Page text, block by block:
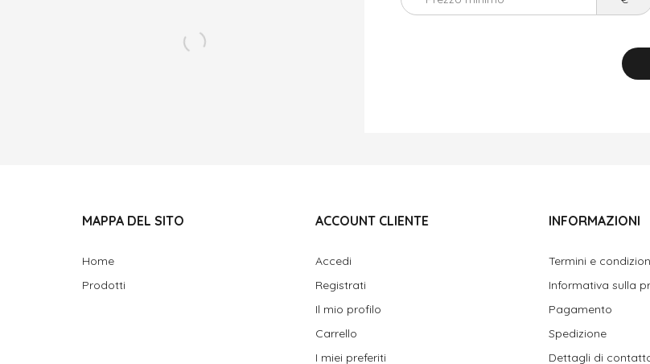
MAPPA DEL SITO
Home
Prodotti
ACCOUNT CLIENTE
Accedi
Registrati
Il mio profilo
Carrello
I miei preferiti
INFORMAZIONI
Termini e
Informativa sulla
Pagamento
Spedizione
Dettagli di